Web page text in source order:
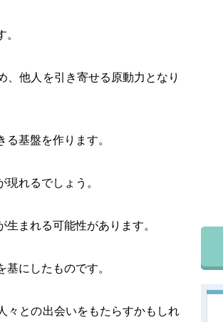
、他人を引き寄せる原動力となり
基盤を作ります。
れるでしょう。
まれる可能性があります。
にしたものです。
々との出会いをもたらすかもしれ